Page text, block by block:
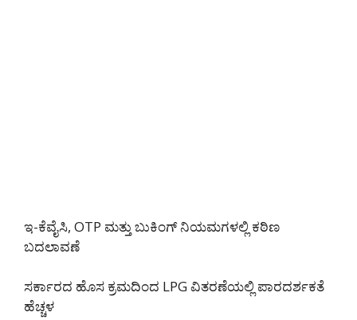
ಇ-ಕೆವೈಸಿ, OTP ಮತ್ತು ಬುಕಿಂಗ್ ನಿಯಮಗಳಲ್ಲಿ ಕಠಿಣ
ಬದಲಾವಣೆ
ಸರ್ಕಾರದ ಹೊಸ ಕ್ರಮದಿಂದ LPG ವಿತರಣೆಯಲ್ಲಿ ಪಾರದರ್ಶಕತೆ
ಹೆಚ್ಚಳ